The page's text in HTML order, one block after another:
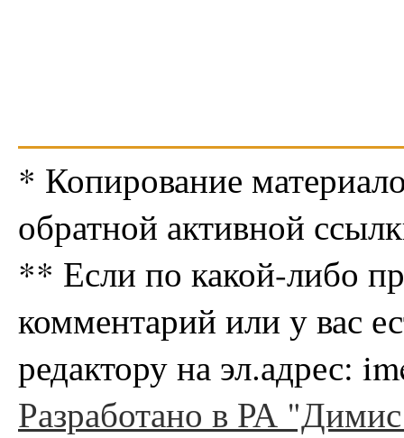
* Копирование
обратной активной
** Если по какой-либо
комментарий или у вас
редактору на эл.адрес:
Разработано в РА